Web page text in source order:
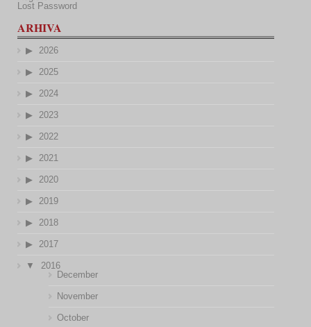
Lost Password
ARHIVA
2026
2025
2024
2023
2022
2021
2020
2019
2018
2017
2016
December
November
October